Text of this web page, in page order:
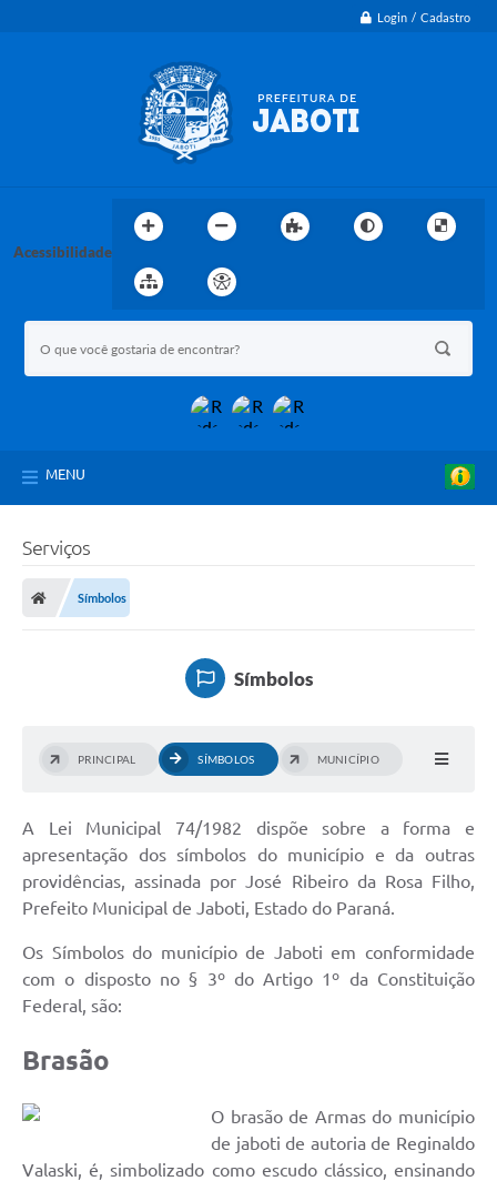
Login / Cadastro
Acessibilidade
MENU
Serviços
Símbolos
Símbolos
PRINCIPAL SÍMBOLOS MUNICÍPIO
A Lei Municipal 74/1982 dispõe sobre a forma e
apresentação dos símbolos do município e da outras
providências, assinada por José Ribeiro da Rosa Filho,
Prefeito Municipal de Jaboti, Estado do Paraná.
Os Símbolos do município de Jaboti em conformidade
com o disposto no § 3º do Artigo 1º da Constituição
Federal, são:
Brasão
O brasão de Armas do município
de jaboti de autoria de Reginaldo
Valaski, é, simbolizado como escudo clássico, ensinando